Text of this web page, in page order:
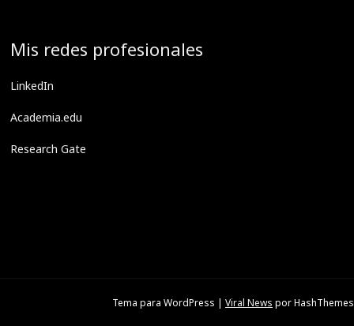
Mis redes profesionales
LinkedIn
Academia.edu
Research Gate
Tema para WordPress | Viral News por HashThemes